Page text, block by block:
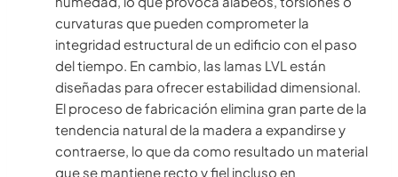
curvaturas que pueden comprometer la
integridad estructural de un edificio con el paso
del tiempo. En cambio, las lamas LVL están
diseñadas para ofrecer estabilidad dimensional.
El proceso de fabricación elimina gran parte de la
tendencia natural de la madera a expandirse y
contraerse, lo que da como resultado un material
que se mantiene recto y fiel incluso en